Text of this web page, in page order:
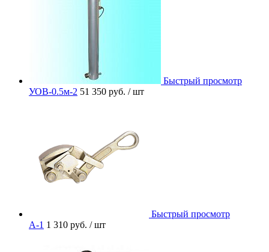
Быстрый просмотр
УОВ-0.5м-2 51 350 руб. / шт
Быстрый просмотр
A-1 1 310 руб. / шт